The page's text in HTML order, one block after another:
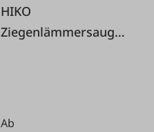
HIKO
Ziegenlämmersauger
Ab